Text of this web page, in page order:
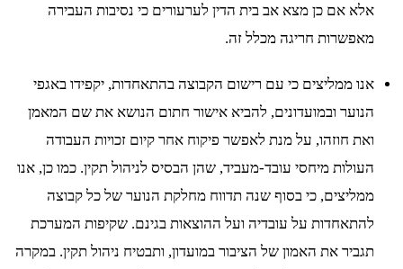
אלא אם כן מצא אב בית הדין לערעורים כי נסיבות העבירה
מאפשרות חריגה מכלל זה.
אנו ממליצים כי עם רישום הקבוצה בהתאחדות, יקפידו באגפי
הנוער ובמועדונים, להביא אישור חתום הנושא את שם המאמן
ואת חוזהו, על מנת לאפשר פיקוח אחר קיום זכויות העבודה
העולות מיחסי עובד-מעביד, שהן הבסיס לניהול תקין. כמו כן, אנו
ממליצים, כי בסוף שנה תדווח מחלקת הנוער של כל קבוצה
להתאחדות על עובדיה ועל ההוצאות בגינם. שקיפות המערכת
תגביר את האמון של הציבור במועדון, ותבטיח ניהול תקין. במקרה